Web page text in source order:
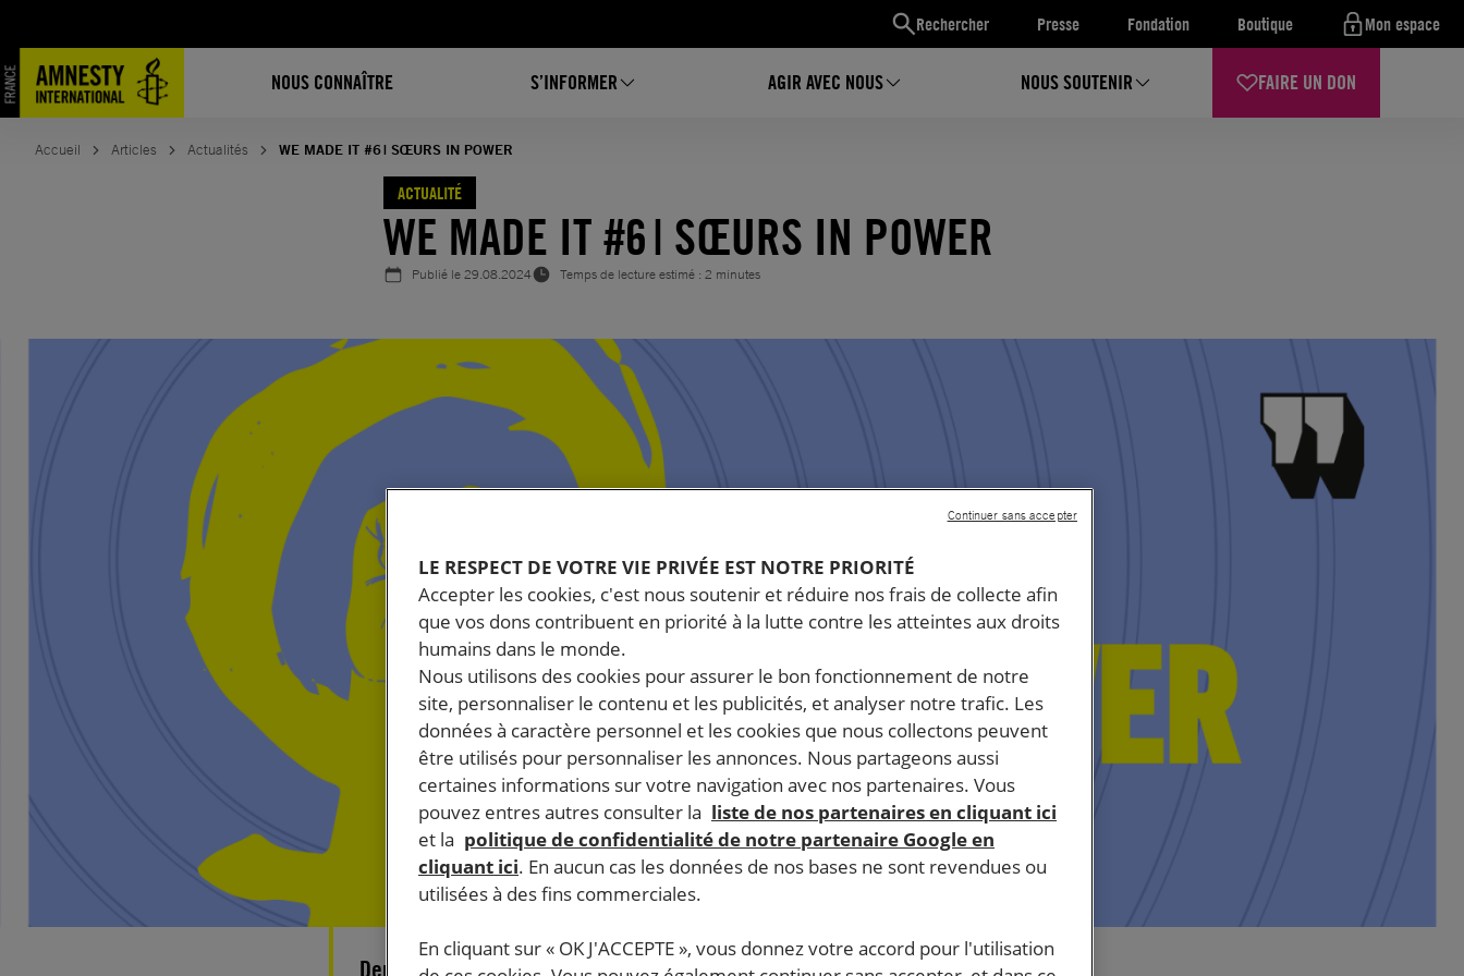
Rechercher Presse Fondation Boutique Mon espace
NOUS CONNAÎTRE S’INFORMER AGIR AVEC NOUS NOUS SOUTENIR FAIRE UN DON
contenu
Accueil Articles Actualités WE MADE IT #6 | SŒURS IN POWER
ACTUALITÉ
WE MADE IT #6 | SŒURS IN POWER
Publié le29.08.2024 Temps de lecture estimé : 2 minutes
Depuis #MeToo, les femmes qui dénoncent les violences sexistes et
LE RESPECT DE VOTRE VIE PRIVÉE EST NOTRE PRIORITÉ
Accepter les cookies, c'est nous soutenir et réduire nos frais de collecte afin
que vos dons contribuent en priorité à la lutte contre les atteintes aux droits
humains dans le monde.
Nous utilisons des cookies pour assurer le bon fonctionnement de notre
site, personnaliser le contenu et les publicités, et analyser notre trafic. Les
données à caractère personnel et les cookies que nous collectons peuvent
être utilisés pour personnaliser les annonces. Nous partageons aussi
certaines informations sur votre navigation avec nos partenaires. Vous
pouvez entres autres consulter la liste de nos partenaires en cliquant ici
et la politique de confidentialité de notre partenaire Google en
cliquant ici. En aucun cas les données de nos bases ne sont revendues ou
utilisées à des fins commerciales.
En cliquant sur « OK J'ACCEPTE », vous donnez votre accord pour l'utilisation
Continuer sans accepter